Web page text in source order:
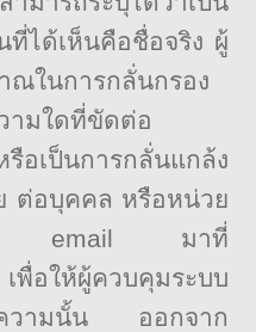
ที่ได้เห็นคือชื่อจริง ผู้
ณในการกลั่นกรอง
ามใดที่ขัดต่อ
อเป็นการกลั่นแกล้ง
ต่อบุคคล หรือหน่วย
email มาที่
เพื่อให้ผู้ควบคุมระบบ
ความนั้น ออกจาก